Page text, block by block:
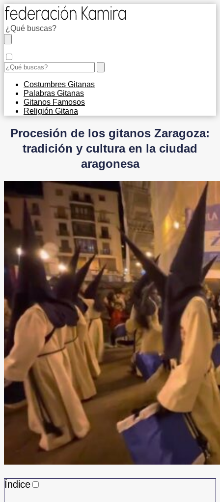
Costumbres Gitanas
Palabras Gitanas
Gitanos Famosos
Religión Gitana
Procesión de los gitanos Zaragoza:
tradición y cultura en la ciudad
aragonesa
Índice